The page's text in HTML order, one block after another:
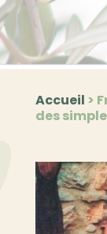
Accueil >
des